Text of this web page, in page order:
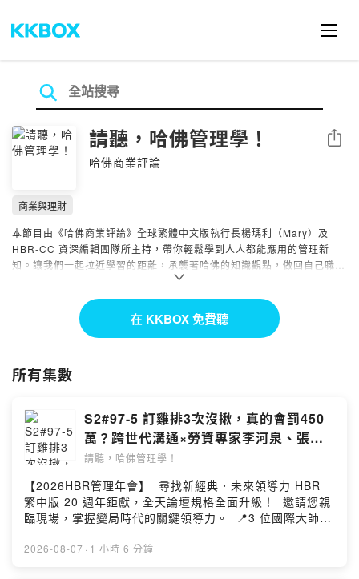
請聽，哈佛管理學！
哈佛商業評論
分享
商業與理財
本節目由《哈佛商業評論》全球繁體中文版執行長楊瑪利（Mary）及
HBR-CC 資深編輯團隊所主持，帶你輕鬆學到人人都能應用的管理新
知。讓我們一起拉近學習的距離，承襲著哈佛的知識觀點，做回自己職
主持人Mary擁有超過30年採訪經驗，足跡遍布全球，曾親炙佛里曼、傅
高義等大師風采，個人榮獲近30座國內外新聞獎項，也曾帶領國內第一
易近人的方式，融合過去財經採訪的經驗與心得，轉譯《哈佛商業評論》
每一週的節目由五個系列組成：
【Mary’s Talk】 週一由主持人Mary精選一篇《哈佛商業評論》繁體中
文版的推薦文章，分享領導人與主管必知的管理新趨勢，快速吸收商業思
【Dear Mary信箱】週二，打開你的職場專屬信箱。不論是主管難溝通、
同事有心結、工作上卡關...寫信來吧，讓《Dear Mary》接住你的煩惱，
陪你一起找到出口。
題，連結《哈佛商業評論》在職場、職涯、自我管理和自我成長方面的議
在 KKBOX 免費聽
所有集數
S2#97-5 訂雞排3次沒揪，真的會罰450
萬？跨世代溝通×勞資專家李河泉、張舜
智拆解：主管怕踩線、員工敢發聲，平權
時代如何重塑好言好語職場？｜哈佛人物
面對面
請聽，哈佛管理學！
【2026HBR管理年會】 尋找新經典．未來領導力 HBR
繁中版 20 週年鉅獻，全天論壇規格全面升級！ 邀請您親
臨現場，掌握變局時代的關鍵領導力。 📍3 位國際大師
帶您一次帶走三大實戰解方。 ▪️ 時間：9/15 (二) 9:30–
2026-08-07 · 1 小時 6 分鐘